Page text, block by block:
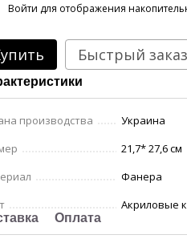
Войти для отображения
Быстрый заказ
производства
Украина
21,7* 27,6 см
Фанера
Акриловые
Оплата